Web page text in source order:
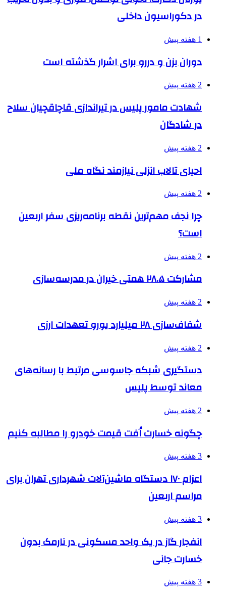
در دکوراسیون داخلی
1 هفته پیش
دوران بزن و دررو برای اشرار گذشته است
2 هفته پیش
شهادت مامور پلیس در تیراندازی قاچاقچیان سلاح
در شادگان
2 هفته پیش
احیای تالاب انزلی نیازمند نگاه ملی
2 هفته پیش
چرا نجف مهم‌ترین نقطه برنامه‌ریزی سفر اربعین
است؟
2 هفته پیش
مشارکت ۲۸.۵ همتی خیران در مدرسه‌سازی
2 هفته پیش
شفاف‌سازی ۲۸ میلیارد یورو تعهدات ارزی
2 هفته پیش
دستگیری شبکه جاسوسی مرتبط با رسانه‌های
معاند توسط پلیس
2 هفته پیش
چگونه خسارت اُفت قیمت خودرو را مطالبه کنیم
3 هفته پیش
اعزام ۱۷۰ دستگاه ماشین‌آلات شهرداری تهران برای
مراسم اربعین
3 هفته پیش
انفجار گاز در یک واحد مسکونی در نارمک بدون
خسارت جانی
3 هفته پیش